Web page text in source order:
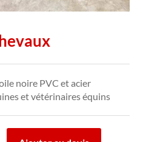
noire PVC et acier
et vétérinaires équins